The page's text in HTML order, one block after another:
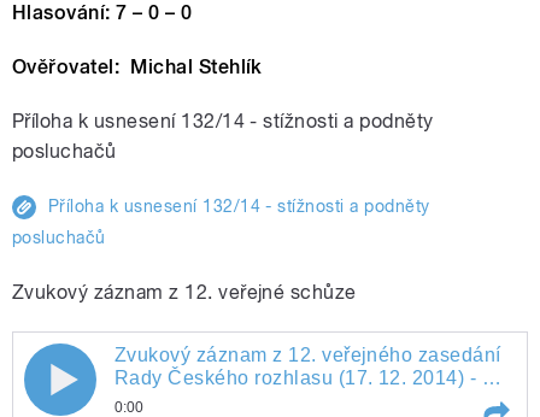
Hlasování: 7 – 0 – 0
Ověřovatel: Michal Stehlík
Příloha k usnesení 132/14 - stížnosti a podněty
posluchačů
Příloha k usnesení 132/14 - stížnosti a podněty
posluchačů
Zvukový záznam z 12. veřejné schůze
Zvukový záznam z 12. veřejného zasedání
Rady Českého rozhlasu (17. 12. 2014) - 1.
část
0:00